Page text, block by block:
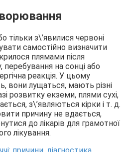
тільки з\’явилися червоні
самостійно визначити
плямами після
на сонці або
реакція. У цьому
вони лущаться, мають різні
розвитку екземи, плями сухі,
з\’являються кірки і т. д.
причину не вдається,
до лікарів для грамотної
лікування.